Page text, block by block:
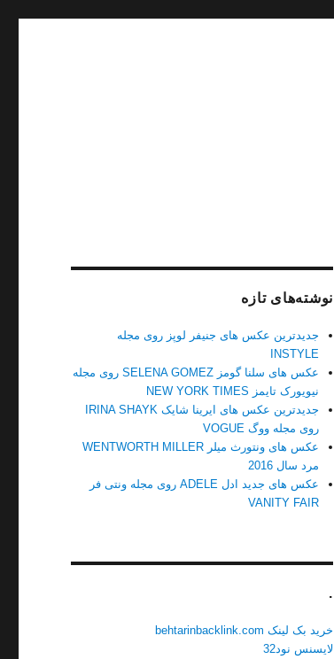
نوشته‌های تازه
جدیدترین عکس های جنیفر لوپز روی مجله
INSTYLE
عکس های سلنا گومز SELENA GOMEZ روی مجله
نیویورک تایمز NEW YORK TIMES
جدیدترین عکس های ایرینا شایک IRINA SHAYK
روی مجله ووگ VOGUE
عکس های ونتورث میلر WENTWORTH MILLER
مرد سال 2016
عکس های جدید ادل ADELE روی مجله ونتی فر
VANITY FAIR
.
خرید بک لینک behtarinbacklink.com
لایسنس نود32